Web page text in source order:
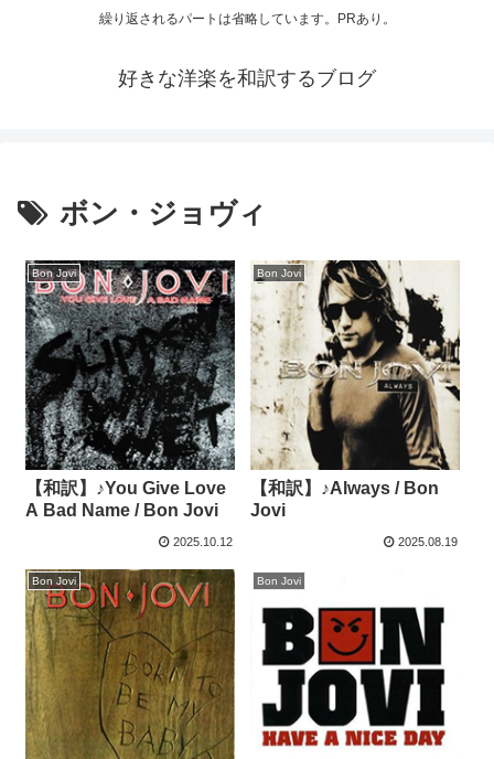
繰り返されるパートは省略しています。PRあり。
好きな洋楽を和訳するブログ
ボン・ジョヴィ
Bon Jovi
【和訳】♪You Give Love
A Bad Name / Bon Jovi
2025.10.12
Bon Jovi
【和訳】♪Always / Bon
Jovi
2025.08.19
Bon Jovi Bon Jovi